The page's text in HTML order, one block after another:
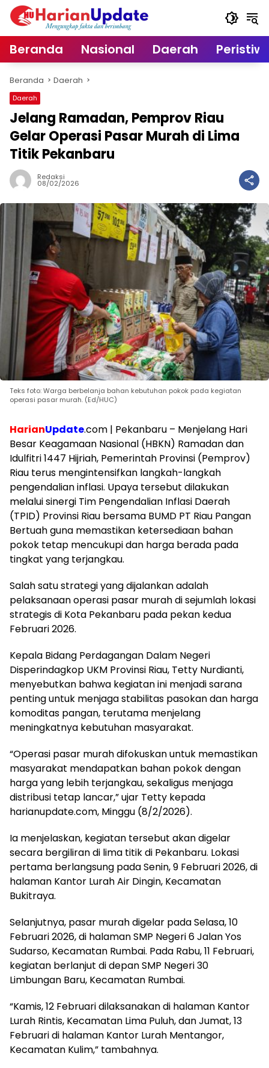
Langsung
Beranda Nasional Daerah
Beranda Daerah
Daerah
Jelang Ramadan, Pemprov Riau
Gelar Operasi Pasar Murah di Lima
Titik Pekanbaru
Redaksi
08/02/2026
Teks foto: Warga berbelanja bahan kebutuhan pokok pada kegiatan
operasi pasar murah. (Ed/HUC)
HarianUpdate.com | Pekanbaru – Menjelang Hari
Besar Keagamaan Nasional (HBKN) Ramadan dan
Idulfitri 1447 Hijriah, Pemerintah Provinsi (Pemprov)
Riau terus mengintensifkan langkah-langkah
pengendalian inflasi. Upaya tersebut dilakukan
melalui sinergi Tim Pengendalian Inflasi Daerah
(TPID) Provinsi Riau bersama BUMD PT Riau Pangan
Bertuah guna memastikan ketersediaan bahan
pokok tetap mencukupi dan harga berada pada
tingkat yang terjangkau.
Salah satu strategi yang dijalankan adalah
pelaksanaan operasi pasar murah di sejumlah lokasi
strategis di Kota Pekanbaru pada pekan kedua
Februari 2026.
Kepala Bidang Perdagangan Dalam Negeri
Disperindagkop UKM Provinsi Riau, Tetty Nurdianti,
menyebutkan bahwa kegiatan ini menjadi sarana
penting untuk menjaga stabilitas pasokan dan harga
komoditas pangan, terutama menjelang
meningkatnya kebutuhan masyarakat.
“Operasi pasar murah difokuskan untuk memastikan
masyarakat mendapatkan bahan pokok dengan
harga yang lebih terjangkau, sekaligus menjaga
distribusi tetap lancar,” ujar Tetty kepada
harianupdate.com, Minggu (8/2/2026).
Ia menjelaskan, kegiatan tersebut akan digelar
secara bergiliran di lima titik di Pekanbaru. Lokasi
pertama berlangsung pada Senin, 9 Februari 2026, di
halaman Kantor Lurah Air Dingin, Kecamatan
Bukitraya.
Selanjutnya, pasar murah digelar pada Selasa, 10
Februari 2026, di halaman SMP Negeri 6 Jalan Yos
Sudarso, Kecamatan Rumbai. Pada Rabu, 11 Februari,
kegiatan berlanjut di depan SMP Negeri 30
Limbungan Baru, Kecamatan Rumbai.
“Kamis, 12 Februari dilaksanakan di halaman Kantor
Lurah Rintis, Kecamatan Lima Puluh, dan Jumat, 13
Februari di halaman Kantor Lurah Mentangor,
Kecamatan Kulim,” tambahnya.